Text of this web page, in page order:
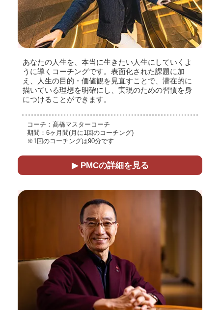
あなたの人生を、本当に生きたい人生にしていくよ
うに導くコーチングです。表面化された課題に加
え、人生の目的・価値観を見直すことで、潜在的に
描いている理想を明確にし、実現のための習慣を身
につけることができます。
コーチ：髙橋マスターコーチ
期間：6ヶ月間(月に1回のコーチング)
※1回のコーチングは90分です
▶ PMCの詳細を見る